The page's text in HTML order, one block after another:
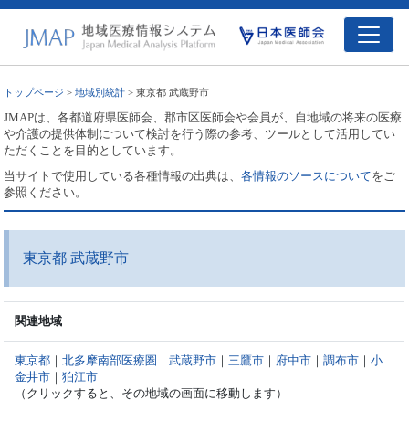
トップページ >地域別統計 > 東京都 武蔵野市
JMAPは、各都道府県医師会、郡市区医師会や会員が、自地域の将来の医療
や介護の提供体制について検討を行う際の参考、ツールとして活用してい
ただくことを目的としています。
当サイトで使用している各種情報の出典は、各情報のソースについてをご
参照ください。
東京都 武蔵野市
関連地域
東京都 ｜北多摩南部医療圏 ｜武蔵野市 ｜ 三鷹市 ｜ 府中市 ｜調布市 ｜小
金井市 ｜狛江市
（クリックすると、その地域の画面に移動します）